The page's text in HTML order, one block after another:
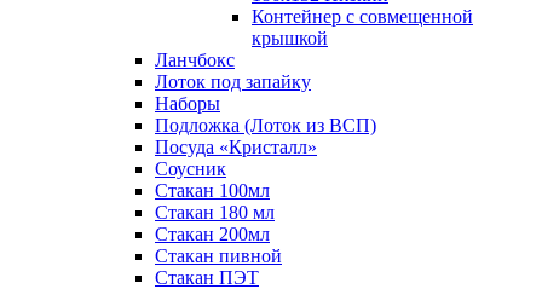
Контейнер с совмещенной
крышкой
Ланчбокс
Лоток под запайку
Наборы
Подложка (Лоток из ВСП)
Посуда «Кристалл»
Соусник
Стакан 100мл
Стакан 180 мл
Стакан 200мл
Стакан пивной
Стакан ПЭТ